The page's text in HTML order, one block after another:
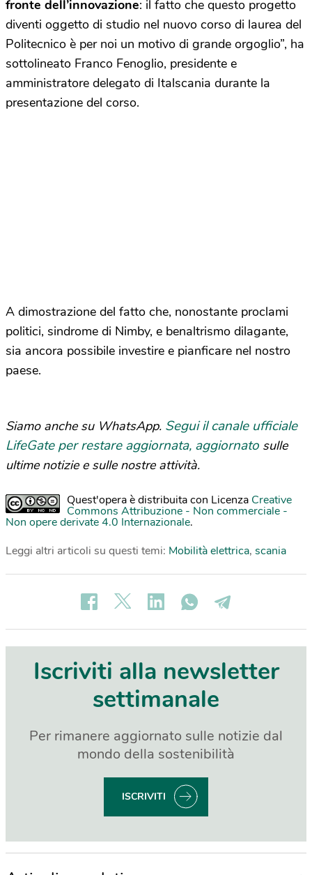
fronte dell’innovazione: il fatto che questo progetto
diventi oggetto di studio nel nuovo corso di laurea del
Politecnico è per noi un motivo di grande orgoglio”, ha
sottolineato Franco Fenoglio, presidente e
amministratore delegato di Italscania durante la
presentazione del corso.
A dimostrazione del fatto che, nonostante proclami
politici, sindrome di Nimby, e benaltrismo dilagante,
sia ancora possibile investire e pianficare nel nostro
paese.
Siamo anche su WhatsApp. Segui il canale ufficiale
LifeGate per restare aggiornata, aggiornato sulle
ultime notizie e sulle nostre attività.
Quest'opera è distribuita con Licenza Creative
Commons Attribuzione - Non commerciale -
Non opere derivate 4.0 Internazionale.
Leggi altri articoli su questi temi: Mobilità elettrica, scania
Iscriviti alla newsletter
settimanale
Per rimanere aggiornato sulle notizie dal
mondo della sostenibilità
ISCRIVITI